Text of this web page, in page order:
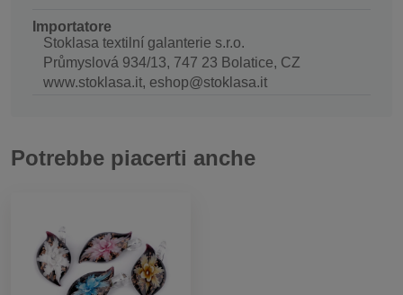
Importatore
Stoklasa textilní galanterie s.r.o.
Průmyslová 934/13, 747 23 Bolatice, CZ
www.stoklasa.it, eshop@stoklasa.it
Potrebbe piacerti anche